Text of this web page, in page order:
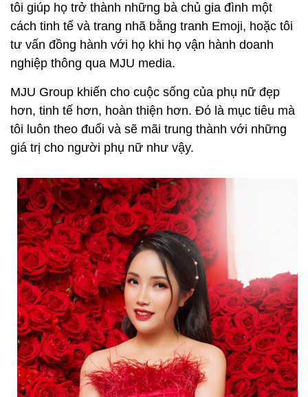
tôi giúp họ trở thành những bà chủ gia đình một
cách tinh tế và trang nhã bằng tranh Emoji, hoặc tôi
tư vấn đồng hành với họ khi họ vận hành doanh
nghiệp thông qua MJU media.
MJU Group khiến cho cuộc sống của phụ nữ đẹp
hơn, tinh tế hơn, hoàn thiện hơn. Đó là mục tiêu mà
tôi luôn theo đuổi và sẽ mãi trung thành với những
giá trị cho người phụ nữ như vậy.